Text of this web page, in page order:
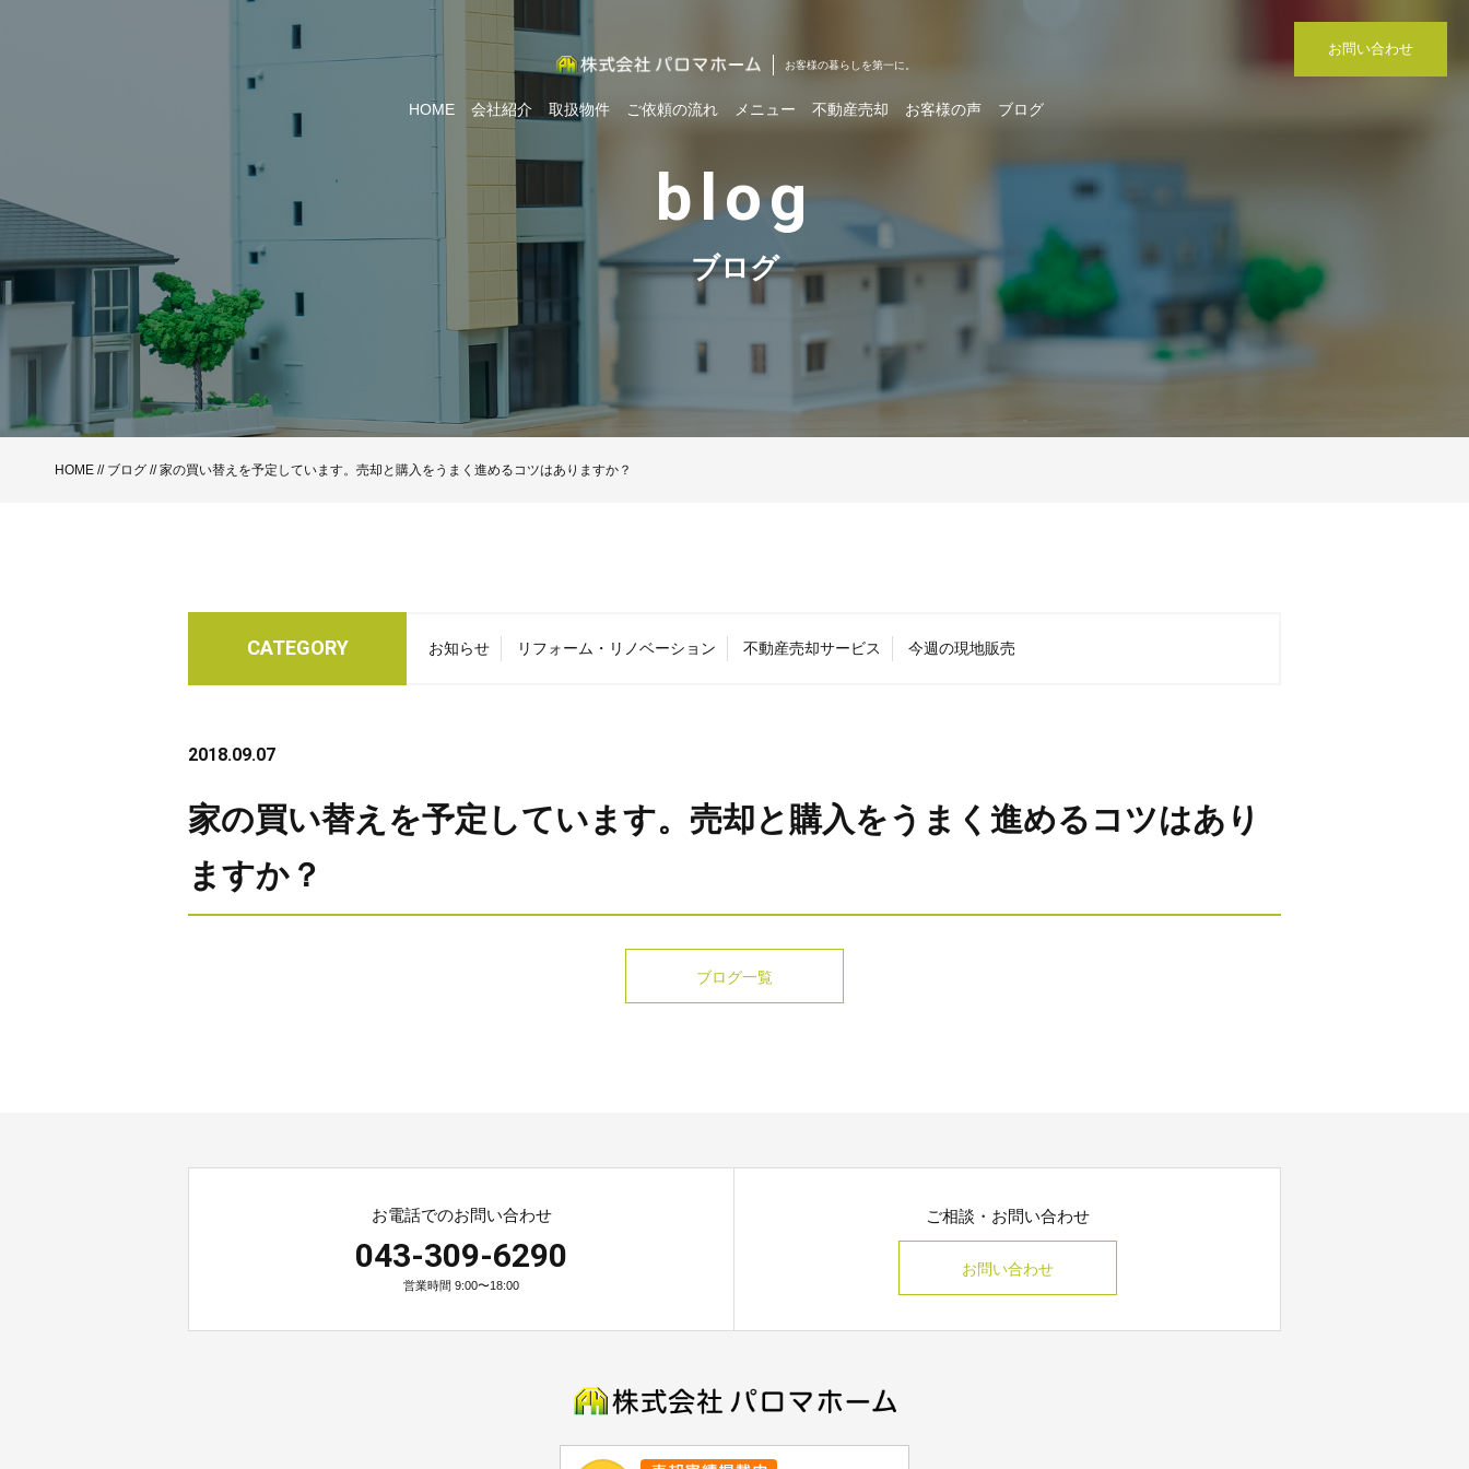
お客様の暮らしを第一に。
HOME 会社紹介 取扱物件 ご依頼の流れ メニュー 不動産売却 お客様の声 ブログ
お問い合わせ
blog
ブログ
HOME // ブログ // 家の買い替えを予定しています。売却と購入をうまく進めるコツはありますか？
CATEGORY お知らせ リフォーム・リノベーション 不動産売却サービス 今週の現地販売
2018.09.07
家の買い替えを予定しています。売却と購入をうまく進めるコツはあり
ますか？
ブログ一覧
お電話でのお問い合わせ
043-309-6290
営業時間 9:00〜18:00
ご相談・お問い合わせ
お問い合わせ